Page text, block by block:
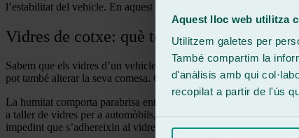
Aquest lloc web utilitza
Utilitzem galetes per
També compartim la
d'anàlisis amb qui
recopilat a partir de l'ús
l’estabilitat del vehicle. En aquest escenari, és essencial corregir-
Vidres de cotxe: què tenir en compte
Sabem que els vidres d’un vehicle, especialment quan es tracta
pot també alterar la seva comesa. Com? Per què?
La humitat comporta parabrisa entelats, la qual cosa complica la
a taller de vidres per a automòbils, et recomanem apostar per un
impedint que s’adhereixin al vidre i dificultin la visió.